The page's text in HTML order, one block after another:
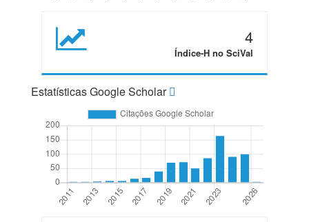
4
Índice-H no SciVal
Estatísticas Google Scholar